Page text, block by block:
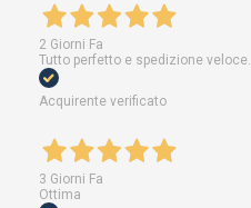
2 Giorni Fa
Tutto perfetto e spedizione veloce.
Acquirente verificato
3 Giorni Fa
Ottima